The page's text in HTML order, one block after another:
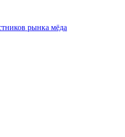
рынка мёда